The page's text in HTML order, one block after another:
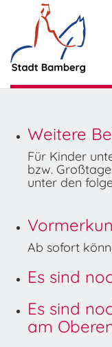
Weitere
Für Kinder
bzw.
unter den
Ab sofort
Es sind
Es sind
am